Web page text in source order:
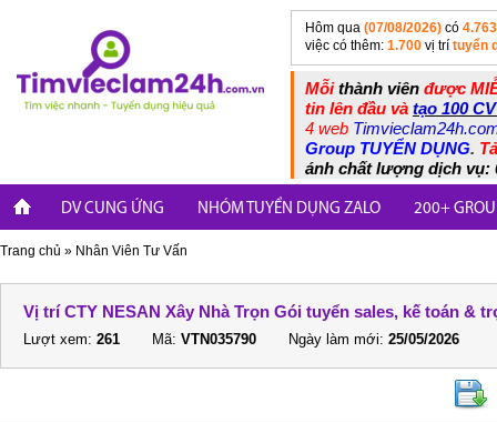
Hôm qua (07/08/2026) có 4.763
việc có thêm: 1.700 vị trí tuyển
Mỗithành viên được
tin lên đầu và tạo 100
4 web
Group TUYỂN DỤNG.
ánh chất lượng dịch vụ:
DV CUNG ỨNG NHÓM TUYỂN DỤNG ZALO 200+
Trang chủ » Nhân Viên Tư Vấn
Vị trí CTY NESAN Xây Nhà Trọn Gói tuyển sales, kế toán &
Lượt xem: 261 Mã: VTN035790 Ngày làm mới: 25/05/2026